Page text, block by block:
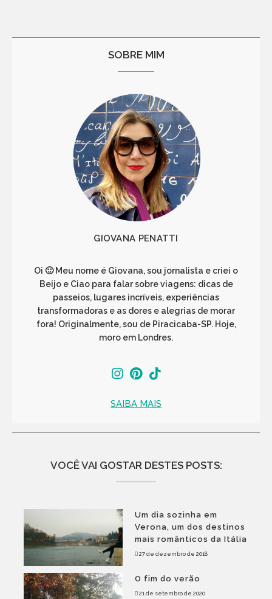
SOBRE MIM
GIOVANA PENATTI
Oi 🙂 Meu nome é Giovana, sou jornalista e criei o
Beijo e Ciao para falar sobre viagens: dicas de
passeios, lugares incríveis, experiências
transformadoras e as dores e alegrias de morar
fora! Originalmente, sou de Piracicaba-SP. Hoje,
moro em Londres.
SAIBA MAIS
VOCÊ VAI GOSTAR DESTES POSTS:
Um dia sozinha em
Verona, um dos destinos
mais românticos da Itália
27 de dezembro de 2018
O fim do verão
21 de setembro de 2020